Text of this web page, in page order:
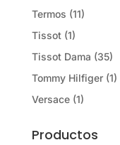
Termos (11)
Tissot (1)
Tissot Dama (35)
Tommy Hilfiger (1)
Versace (1)
Productos